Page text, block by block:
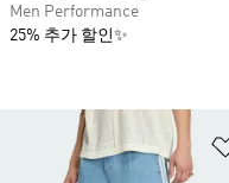
Men Performance
25% 추가 할인✨